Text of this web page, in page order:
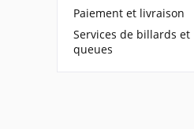
Paiement et livraison
Services de billards et
queues